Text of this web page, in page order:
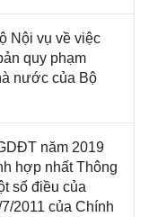
Nội vụ về việc
quy phạm
nước của Bộ
năm 2019
hợp nhất Thông
số điều của
2011 của Chính